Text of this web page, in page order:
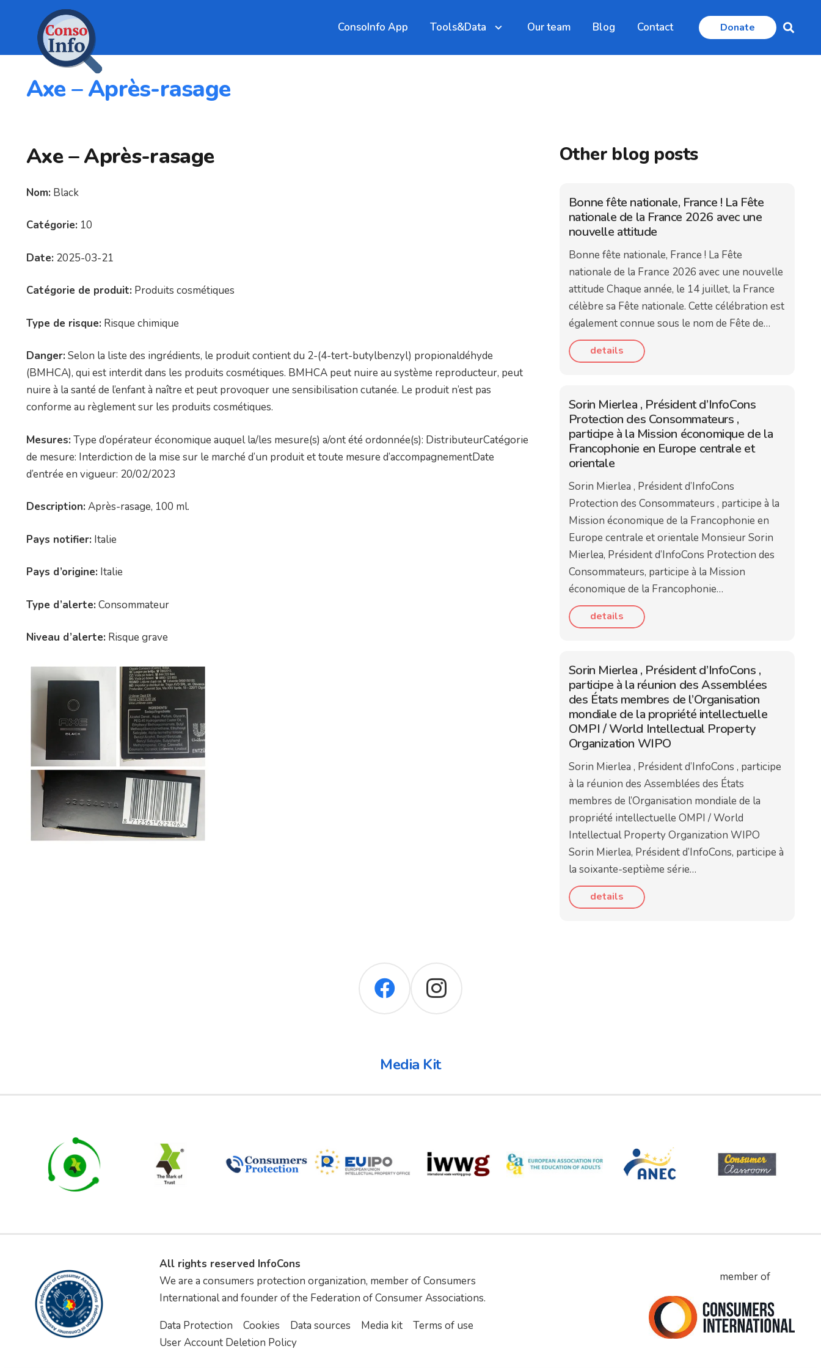
ConsoInfo App Tools&Data Our team Blog Contact Donate
Axe – Après-rasage
Axe – Après-rasage
Nom: Black
Catégorie: 10
Date: 2025-03-21
Catégorie de produit: Produits cosmétiques
Type de risque: Risque chimique
Danger: Selon la liste des ingrédients, le produit contient du 2-(4-tert-butylbenzyl) propionaldéhyde
(BMHCA), qui est interdit dans les produits cosmétiques. BMHCA peut nuire au système reproducteur, peut
nuire à la santé de l’enfant à naître et peut provoquer une sensibilisation cutanée. Le produit n’est pas
conforme au règlement sur les produits cosmétiques.
Mesures: Type d’opérateur économique auquel la/les mesure(s) a/ont été ordonnée(s): DistributeurCatégorie
de mesure: Interdiction de la mise sur le marché d’un produit et toute mesure d’accompagnementDate
d’entrée en vigueur: 20/02/2023
Description: Après-rasage, 100 ml.
Pays notifier: Italie
Pays d’origine: Italie
Type d’alerte: Consommateur
Niveau d’alerte: Risque grave
Other blog posts
Bonne fête nationale, France ! La Fête
nationale de la France 2026 avec une
nouvelle attitude
Bonne fête nationale, France ! La Fête
nationale de la France 2026 avec une nouvelle
attitude Chaque année, le 14 juillet, la France
célèbre sa Fête nationale. Cette célébration est
également connue sous le nom de Fête de…
details
Sorin Mierlea , Président d’InfoCons
Protection des Consommateurs ,
participe à la Mission économique de la
Francophonie en Europe centrale et
orientale
Sorin Mierlea , Président d’InfoCons
Protection des Consommateurs , participe à la
Mission économique de la Francophonie en
Europe centrale et orientale Monsieur Sorin
Mierlea, Président d’InfoCons Protection des
Consommateurs, participe à la Mission
économique de la Francophonie…
details
Sorin Mierlea , Président d’InfoCons ,
participe à la réunion des Assemblées
des États membres de l’Organisation
mondiale de la propriété intellectuelle
OMPI / World Intellectual Property
Organization WIPO
Sorin Mierlea , Président d’InfoCons , participe
à la réunion des Assemblées des États
membres de l’Organisation mondiale de la
propriété intellectuelle OMPI / World
Intellectual Property Organization WIPO
Sorin Mierlea, Président d’InfoCons, participe à
la soixante-septième série…
details
Media Kit
All rights reserved InfoCons
We are a consumers protection organization, member of Consumers
International and founder of the Federation of Consumer Associations.
Data Protection
Cookies Data sources Media kit
Terms of use
User Account Deletion Policy
member of